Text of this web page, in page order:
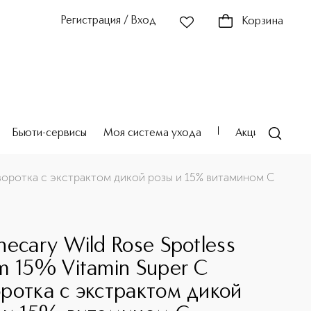
Регистрация / Вход Корзина
Бьюти-сервисы Моя система ухода Акции
с экстрактом дикой розы и 15% витамином С
Wild Rose Spotless
15% Vitamin Super C
с экстрактом дикой